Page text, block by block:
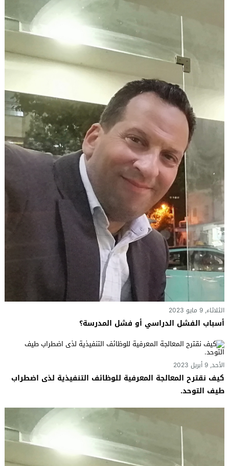
الثلاثاء, 9 مايو 2023
أسباب الفشل الدراسي أو فشل المدرسة؟
الأحد, 9 أبريل 2023
كيف نقترح المعالجة المعرفية للوظائف التنفيذية لذى اضطراب
طيف التوحد.